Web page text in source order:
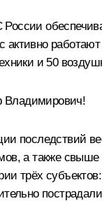
активно
и 50
последствий
а также свыше
трёх